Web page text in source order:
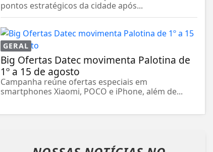
pontos estratégicos da cidade após...
GERAL
Big Ofertas Datec movimenta Palotina de
1º a 15 de agosto
Campanha reúne ofertas especiais em
smartphones Xiaomi, POCO e iPhone, além de...